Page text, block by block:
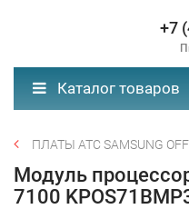
+7
Каталог товаров
ПЛАТЫ АТС SAMSUNG
Модуль
7100